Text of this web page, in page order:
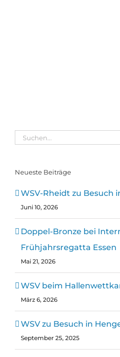
Suche
Neueste Beiträge
WSV-Rheidt zu Besuch
Juni 10, 2026
Doppel-Bronze bei
Frühjahrsregatta Essen
Mai 21, 2026
WSV beim
März 6, 2026
WSV zu Besuch in
September 25, 2025